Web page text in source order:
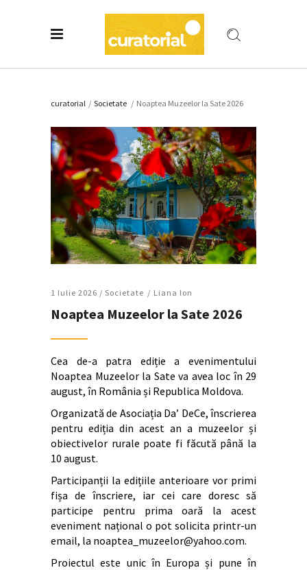
curatorial / Societate / Noaptea Muzeelor la Sate 2026
1 Iulie 2026 / Societate Liana Ion
Noaptea Muzeelor la Sate 2026
Cea de-a patra ediție a evenimentului
Noaptea Muzeelor la Sate va avea loc în 29
august, în România și Republica Moldova.
Organizată de Asociația Da’ DeCe, înscrierea
pentru ediția din acest an a muzeelor și
obiectivelor rurale poate fi făcută până la
10 august.
Participanții la edițiile anterioare vor primi
fișa de înscriere, iar cei care doresc să
participe pentru prima oară la acest
eveniment național o pot solicita printr-un
email, la noaptea_muzeelor@yahoo.com.
Proiectul este unic în Europa și pune în